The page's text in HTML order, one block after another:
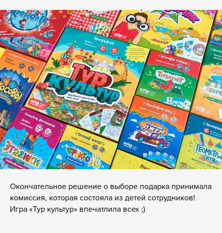
Окончательное решение о выборе подарка принимала
комиссия, которая состояла из детей сотрудников!
Игра «Тур культур» впечатлила всех ;)